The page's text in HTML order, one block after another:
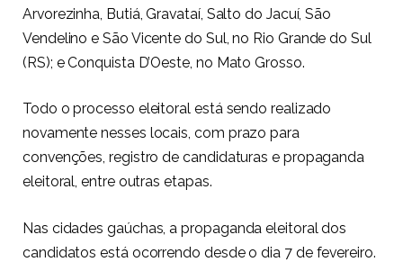
Arvorezinha, Butiá, Gravataí, Salto do Jacuí, São
Vendelino e São Vicente do Sul, no Rio Grande do Sul
(RS); e Conquista D’Oeste, no Mato Grosso.
Todo o processo eleitoral está sendo realizado
novamente nesses locais, com prazo para
convenções, registro de candidaturas e propaganda
eleitoral, entre outras etapas.
Nas cidades gaúchas, a propaganda eleitoral dos
candidatos está ocorrendo desde o dia 7 de fevereiro.